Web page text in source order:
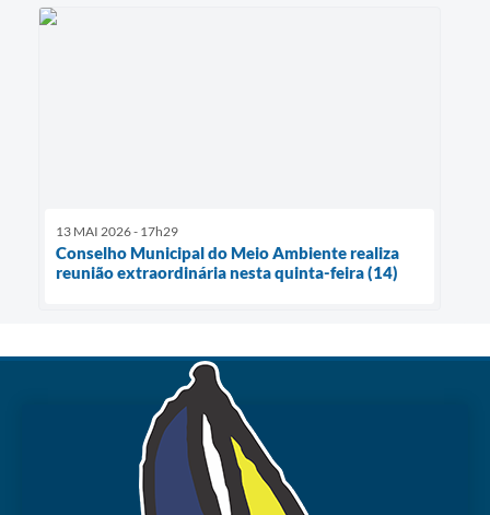
13 MAI 2026 - 17h29
Conselho Municipal do Meio Ambiente realiza
reunião extraordinária nesta quinta-feira (14)